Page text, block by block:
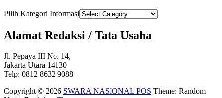
Pilih Kategori Informasi
Alamat Redaksi / Tata Usaha
Jl. Pepaya III No. 14,
Jakarta Utara 14130
Telp: 0812 8632 9088
Copyright © 2026 SWARA NASIONAL POS Theme: Random